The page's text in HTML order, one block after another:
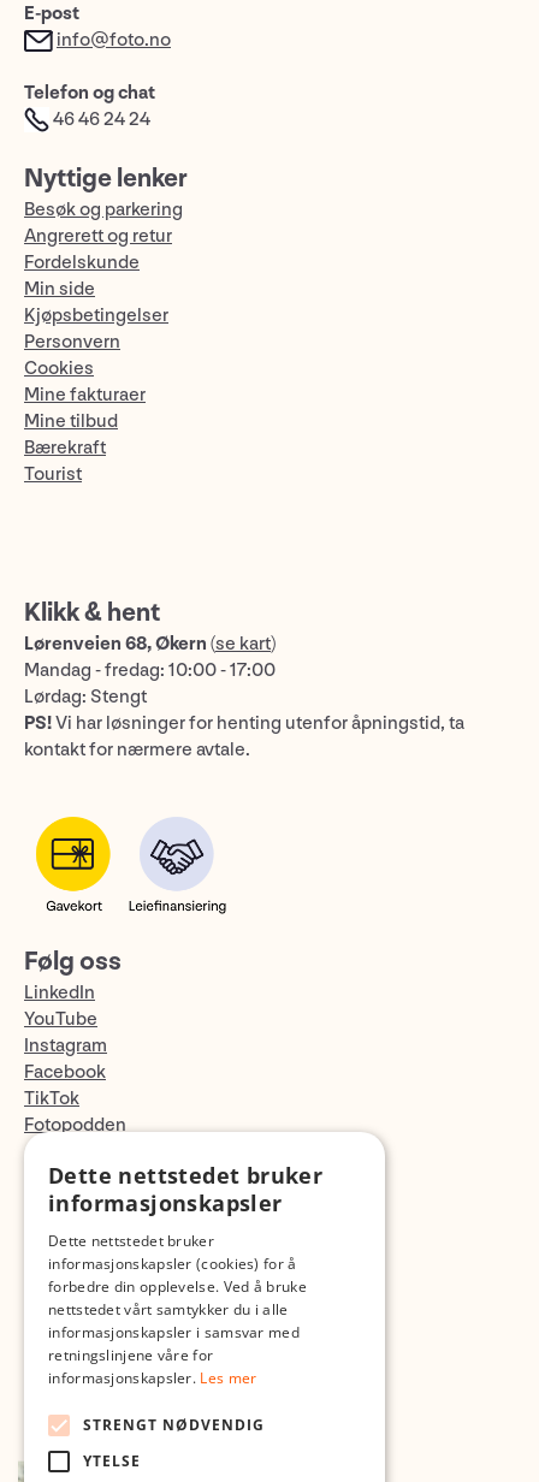
E-post
info@foto.no
Telefon og chat
46 46 24 24
Nyttige lenker
Besøk og parkering
Angrerett og retur
Fordelskunde
Min side
Kjøpsbetingelser
Personvern
Cookies
Mine fakturaer
Mine tilbud
Bærekraft
Tourist
Klikk & hent
Lørenveien 68, Økern (se kart)
Mandag - fredag: 10:00 - 17:00
Lørdag: Stengt
PS!Vi har løsninger for henting utenfor åpningstid, ta
kontakt for nærmere avtale.
Følg oss
LinkedIn
YouTube
Instagram
Facebook
TikTok
Fotopodden
Med forbehold om skrive- og lagerfeil
Dette nettstedet bruker
informasjonskapsler
Dette nettstedet bruker
informasjonskapsler (cookies) for å
forbedre din opplevelse. Ved å bruke
nettstedet vårt samtykker du i alle
informasjonskapsler i samsvar med
retningslinjene våre for
informasjonskapsler. Les mer
STRENGT NØDVENDIG
YTELSE